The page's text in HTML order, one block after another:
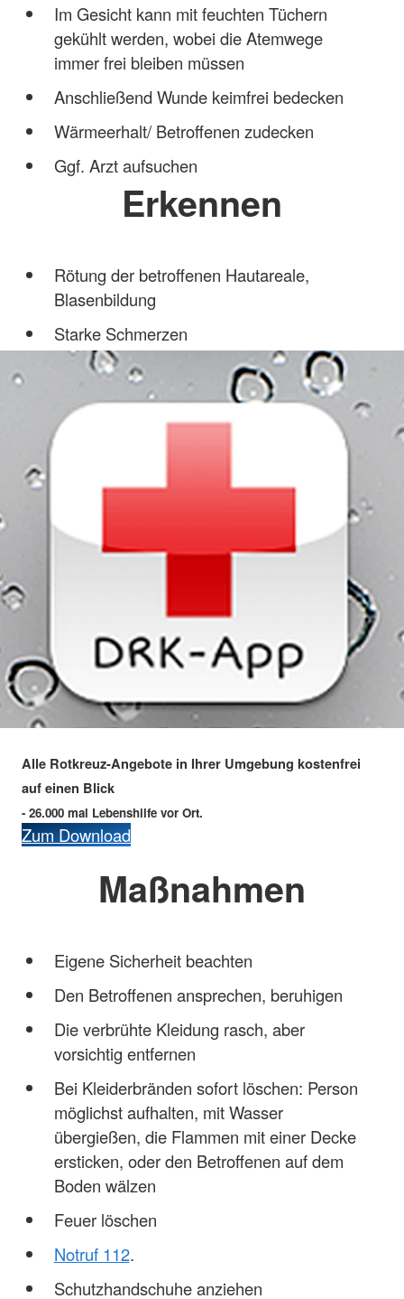
Im Gesicht kann mit feuchten Tüchern
gekühlt werden, wobei die Atemwege
immer frei bleiben müssen
Anschließend Wunde keimfrei bedecken
Wärmeerhalt/ Betroffenen zudecken
Ggf. Arzt aufsuchen
Erkennen
Rötung der betroffenen Hautareale,
Blasenbildung
Starke Schmerzen
Alle Rotkreuz-Angebote in Ihrer Umgebung kostenfrei
auf einen Blick
- 26.000 mal Lebenshilfe vor Ort.
Zum Download
Maßnahmen
Eigene Sicherheit beachten
Den Betroffenen ansprechen, beruhigen
Die verbrühte Kleidung rasch, aber
vorsichtig entfernen
Bei Kleiderbränden sofort löschen: Person
möglichst aufhalten, mit Wasser
übergießen, die Flammen mit einer Decke
ersticken, oder den Betroffenen auf dem
Boden wälzen
Feuer löschen
Notruf 112.
Schutzhandschuhe anziehen